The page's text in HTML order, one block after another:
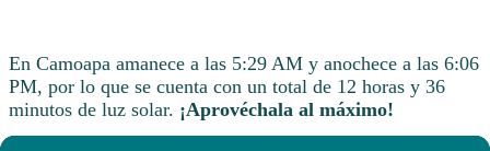
En Camoapa amanece a las 5:29 AM y anochece a las 6:06
PM, por lo que se cuenta con un total de 12 horas y 36
minutos de luz solar. ¡Aprovéchala al máximo!